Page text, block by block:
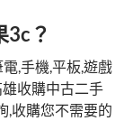
3c？
,手機,平板,遊戲
收購中古二手
,收購您不需要的